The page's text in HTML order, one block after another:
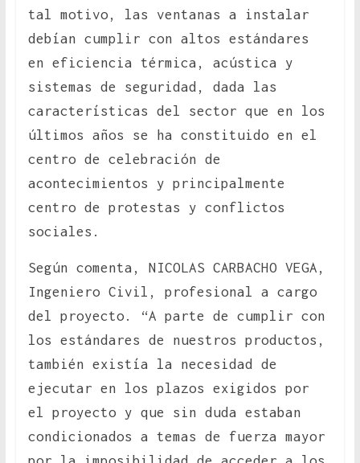
tal motivo, las ventanas a instalar
debían cumplir con altos estándares
en eficiencia térmica, acústica y
sistemas de seguridad, dada las
características del sector que en los
últimos años se ha constituido en el
centro de celebración de
acontecimientos y principalmente
centro de protestas y conflictos
sociales.
Según comenta, NICOLAS CARBACHO VEGA,
Ingeniero Civil, profesional a cargo
del proyecto. “A parte de cumplir con
los estándares de nuestros productos,
también existía la necesidad de
ejecutar en los plazos exigidos por
el proyecto y que sin duda estaban
condicionados a temas de fuerza mayor